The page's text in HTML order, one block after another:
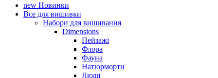
new Новинки
Все для вишивки
Набори для вишивання
Dimensions
Пейзажі
Флора
Фауна
Натюрморти
Люди